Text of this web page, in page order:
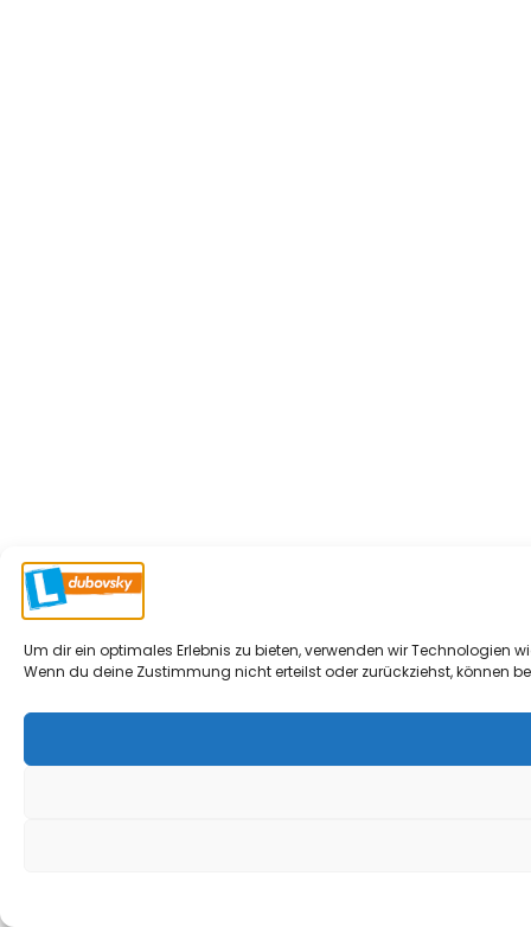
Um dir ein optimales Erlebnis zu bieten, verwenden wir
Wenn du deine Zustimmung nicht erteilst oder zurückziehst, können